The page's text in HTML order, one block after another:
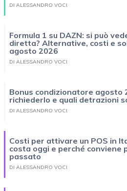
DI ALESSANDRO VOCI
Formula 1 su DAZN: si può
diretta? Alternative, costi e
agosto 2026
DI ALESSANDRO VOCI
Bonus condizionatore agosto
richiederlo e quali detrazioni
DI ALESSANDRO VOCI
Costi per attivare un POS in
costa oggi e perché conviene
passato
DI ALESSANDRO VOCI